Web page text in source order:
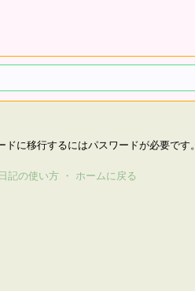
に移行するにはパスワードが必要です。
日記の使い方 ・ ホームに戻る